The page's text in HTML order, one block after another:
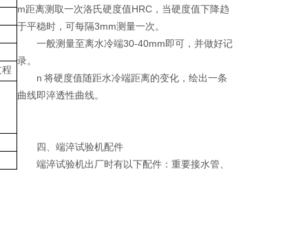
m距离测取一次洛氏硬度值HRC，当硬度值下降趋
于平稳时，可每隔3mm测量一次。
一般测量至离水冷端30-40mm即可，并做好记
录。
n 将硬度值随距水冷端距离的变化，绘出一条
曲线即淬透性曲线。
四、端淬试验机配件
端淬试验机出厂时有以下配件：重要接水管、